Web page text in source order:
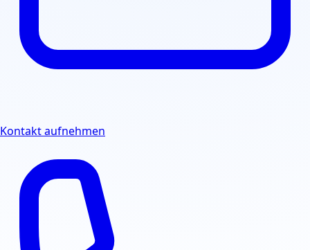
Kontakt aufnehmen